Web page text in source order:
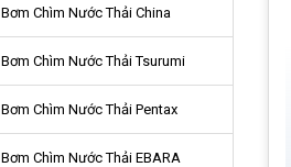
Bơm Chìm Nước Thải China
Bơm Chìm Nước Thải Tsurumi
Bơm Chìm Nước Thải Pentax
Bơm Chìm Nước Thải EBARA